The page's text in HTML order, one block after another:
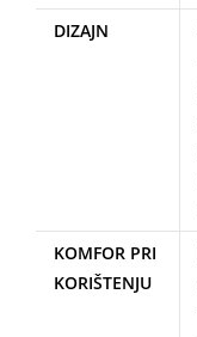
DIZAJN
KOMFOR PRI
KORIŠTENJU